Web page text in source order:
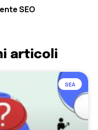
SEO
articoli
SEA